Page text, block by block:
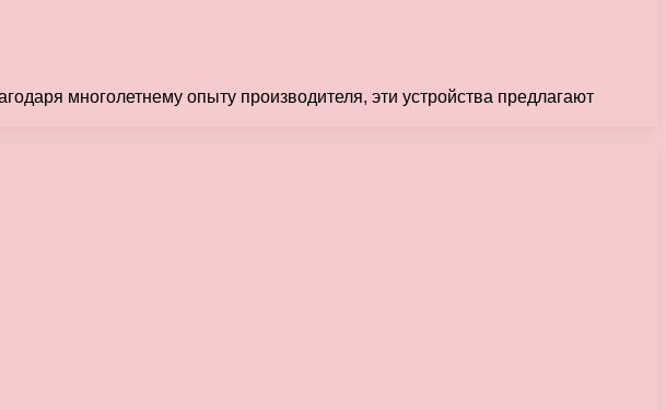
многолетнему опыту производителя, эти устройства предлагают